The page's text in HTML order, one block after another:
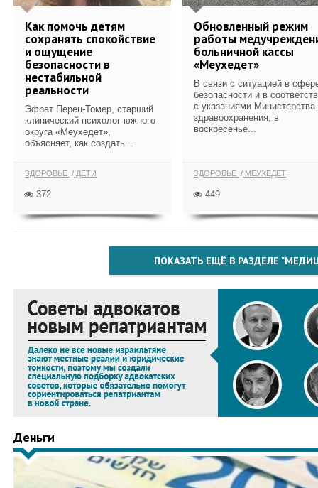
Как помочь детям
сохранять спокойствие
и ощущение
безопасности в
нестабильной
реальности
Эфрат Перец-Томер, старший
клинический психолог южного
округа «Меухедет»,
объясняет, как создать...
ЗДОРОВЬЕ ДЕТИ
372
Обновленный режим
работы
больничной кассы
«Меухедет»
В связи с ситуацией в
безопасности и в
с указаниями Министерства
здравоохранения, в
воскресенье...
ЗДОРОВЬЕ МЕУХЕДЕТ
449
ПОКАЗАТЬ ЕЩЁ В РАЗДЕЛЕ
Деньги